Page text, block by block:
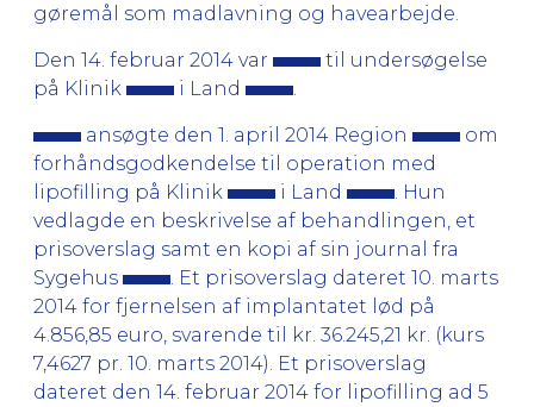
gøremål som madlavning og havearbejde.
Den 14. februar 2014 var
til undersøgelse
på Klinik
i Land
ansøgte den 1. april 2014 Region
om
forhåndsgodkendelse til operation med
lipofilling på Klinik
i Land
. Hun
vedlagde en beskrivelse af behandlingen, et
prisoverslag samt en kopi af sin journal fra
Sygehus
. Et prisoverslag dateret 10. marts
2014 for fjernelsen af implantatet lød på
4.856,85 euro, svarende til kr. 36.245,21 kr. (kurs
7,4627 pr. 10. marts 2014). Et prisoverslag
dateret den 14. februar 2014 for lipofilling ad 5